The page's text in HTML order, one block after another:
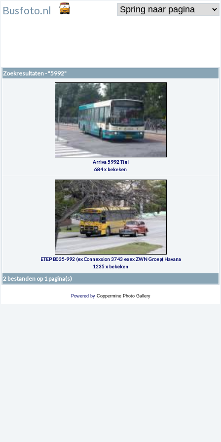
Busfoto.nl
Zoekresultaten - "5992"
Arriva 5992 Tiel
684 x bekeken
ETEP B035-992 (ex Connexxion 3743 exex ZWN Groep) Havana
1235 x bekeken
2 bestanden op 1 pagina(s)
Powered by Coppermine Photo Gallery